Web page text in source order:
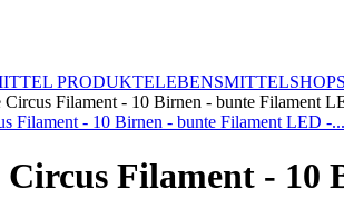
PRODUKTELEBENSMITTELSHOPS
Filament - 10 Birnen - bunte Filament
Filament - 10